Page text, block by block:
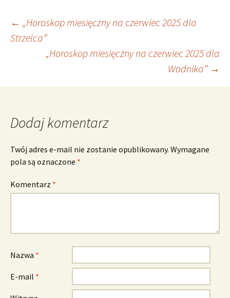
Nawigacja
wpisu
← „Horoskop miesięczny na czerwiec 2025 dla
Strzelca”
„Horoskop miesięczny na czerwiec 2025 dla
Wodnika” →
Dodaj komentarz
Twój adres e-mail nie zostanie opublikowany. Wymagane
pola są oznaczone *
Komentarz *
Nazwa *
E-mail *